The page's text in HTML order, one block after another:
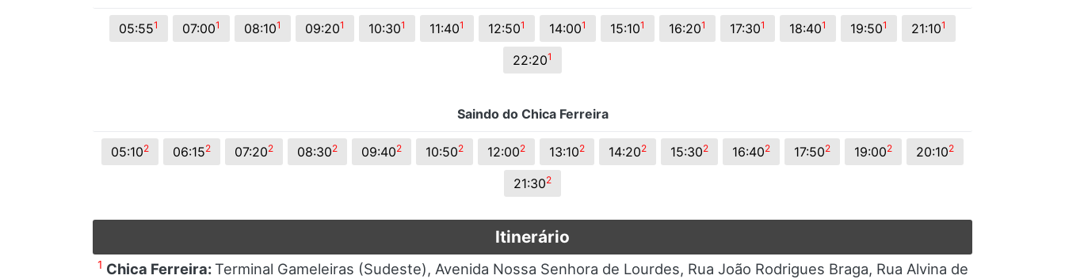
05:551 07:001 08:101 09:201 10:301 11:401 12:501 14:001 15:101 16:201 17:301 18:401 19:501 21:101
22:201
Saindo do Chica Ferreira
05:102 06:152 07:202 08:302 09:402 10:502 12:002 13:102 14:202 15:302 16:402 17:502 19:002 20:102
21:302
Itinerário
1 Chica Ferreira:Terminal Gameleiras (Sudeste), Avenida Nossa Senhora de Lourdes, Rua João Rodrigues Braga, Rua Alvina de